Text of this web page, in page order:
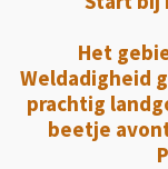
Het
Weldadigheid
prachtig
beetje